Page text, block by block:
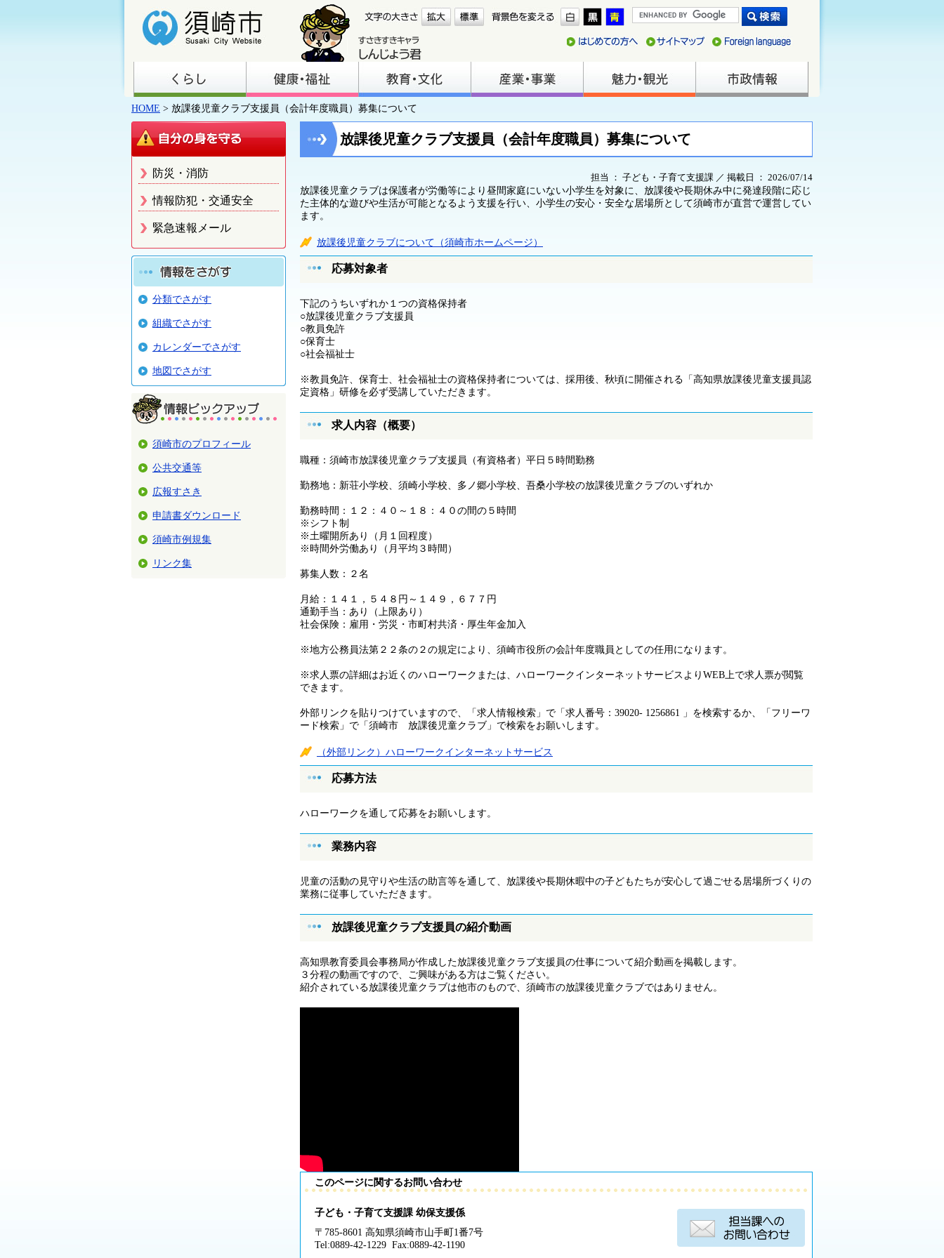
HOME > 放課後児童クラブ支援員（会計年度職員）募集について
防災・消防
情報防犯・交通安全
緊急速報メール
分類でさがす
組織でさがす
カレンダーでさがす
地図でさがす
須崎市のプロフィール
公共交通等
広報すさき
申請書ダウンロード
須崎市例規集
リンク集
放課後児童クラブ支援員（会計年度職員）募集について
担当 ： 子ども・子育て支援課 ／ 掲載日 ： 2026/07/14
放課後児童クラブは保護者が労働等により昼間家庭にいない小学生を対象に、放課後や長期休み中に発達段階に応じ
た主体的な遊びや生活が可能となるよう支援を行い、小学生の安心・安全な居場所として須崎市が直営で運営してい
ます。
放課後児童クラブについて（須崎市ホームページ）
応募対象者
下記のうちいずれか１つの資格保持者
○放課後児童クラブ支援員
○教員免許
○保育士
○社会福祉士
※教員免許、保育士、社会福祉士の資格保持者については、採用後、秋頃に開催される「高知県放課後児童支援員認
定資格」研修を必ず受講していただきます。
求人内容（概要）
職種：須崎市放課後児童クラブ支援員（有資格者）平日５時間勤務
勤務地：新荘小学校、須崎小学校、多ノ郷小学校、吾桑小学校の放課後児童クラブのいずれか
勤務時間：１２：４０～１８：４０の間の５時間
※シフト制
※土曜開所あり（月１回程度）
※時間外労働あり（月平均３時間）
募集人数：２名
月給：１４１，５４８円～１４９，６７７円
通勤手当：あり（上限あり）
社会保険：雇用・労災・市町村共済・厚生年金加入
※地方公務員法第２２条の２の規定により、須崎市役所の会計年度職員としての任用になります。
※求人票の詳細はお近くのハローワークまたは、ハローワークインターネットサービスよりWEB上で求人票が閲覧
できます。
外部リンクを貼りつけていますので、「求人情報検索」で「求人番号：39020- 1256861 」を検索するか、「フリーワ
ード検索」で「須崎市 放課後児童クラブ」で検索をお願いします。
（外部リンク）ハローワークインターネットサービス
応募方法
ハローワークを通して応募をお願いします。
業務内容
児童の活動の見守りや生活の助言等を通して、放課後や長期休暇中の子どもたちが安心して過ごせる居場所づくりの
業務に従事していただきます。
放課後児童クラブ支援員の紹介動画
高知県教育委員会事務局が作成した放課後児童クラブ支援員の仕事について紹介動画を掲載します。
３分程の動画ですので、ご興味がある方はご覧ください。
紹介されている放課後児童クラブは他市のもので、須崎市の放課後児童クラブではありません。
このページに関するお問い合わせ
子ども・子育て支援課 幼保支援係
〒785-8601 高知県須崎市山手町1番7号
Tel:0889-42-1229 Fax:0889-42-1190